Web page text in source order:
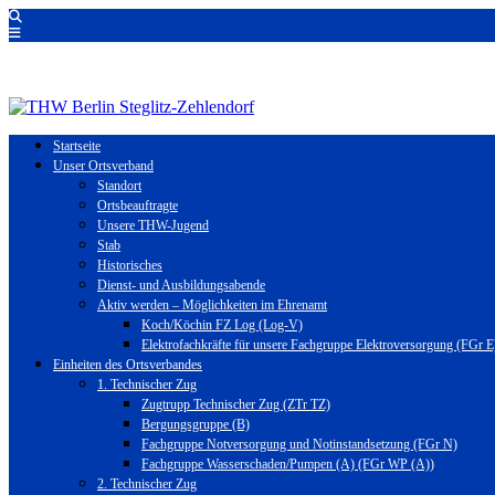
Startseite
Unser Ortsverband
Standort
Ortsbeauftragte
Unsere THW-Jugend
Stab
Historisches
Dienst- und Ausbildungsabende
Aktiv werden – Möglichkeiten im Ehrenamt
Koch/Köchin FZ Log (Log-V)
Elektrofachkräfte für unsere Fachgruppe Elektroversorgung (FGr
Einheiten des Ortsverbandes
1. Technischer Zug
Zugtrupp Technischer Zug (ZTr TZ)
Bergungsgruppe (B)
Fachgruppe Notversorgung und Notinstandsetzung (FGr N)
Fachgruppe Wasserschaden/Pumpen (A) (FGr WP (A))
2. Technischer Zug